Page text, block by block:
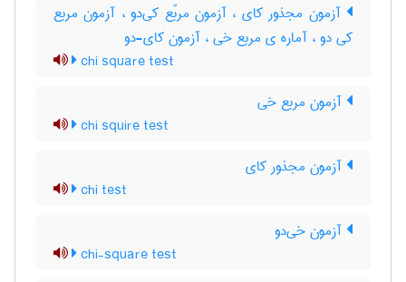
آزمون مجذور کای ، آزمون مربّع کی‌دو ، آزمون مربع
کی دو ، آماره ی مربع خی ، آزمون کای-دو
chi square test
آزمون مربع خی
chi squire test
آزمون مجذور کای
chi test
آزمون خی‌دو
chi-square test